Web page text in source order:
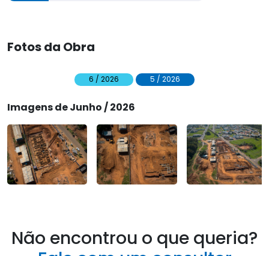
Fotos da Obra
6 / 2026 5 / 2026
Imagens de Junho / 2026
Não encontrou o que queria?